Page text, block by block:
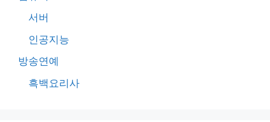
서버
인공지능
방송연예
흑백요리사